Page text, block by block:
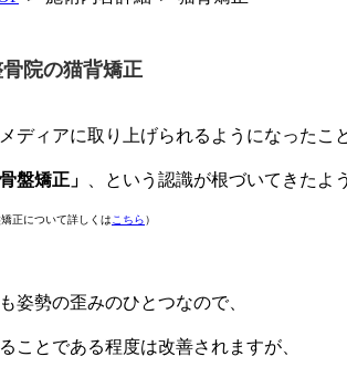
院の猫背矯正
ディアに取り上げられるようになったこ
盤矯正」 、という認識が根づいてきたよ
正について詳しくは こちら）
姿勢の歪みのひとつなので、
ことである程度は改善されますが、